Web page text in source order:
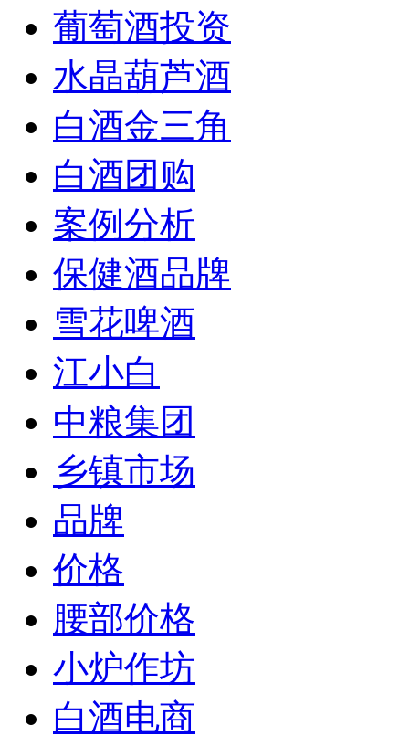
葡萄酒投资
水晶葫芦酒
白酒金三角
白酒团购
案例分析
保健酒品牌
雪花啤酒
江小白
中粮集团
乡镇市场
品牌
价格
腰部价格
小炉作坊
白酒电商